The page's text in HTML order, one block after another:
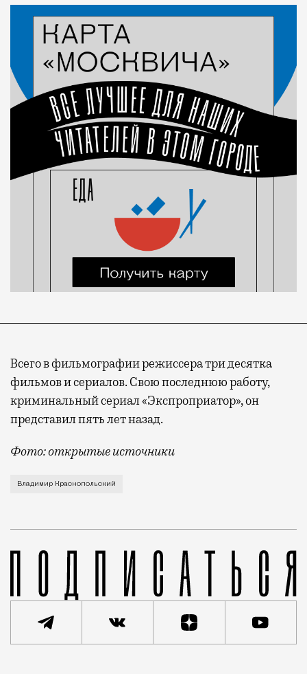
Всего в фильмографии режиссера три десятка
фильмов и сериалов. Свою последнюю работу,
криминальный сериал «Экспроприатор», он
представил пять лет назад.
Фото: открытые источники
Создателю картин «Тени исчезают в полдень»,
Владимир Краснопольский